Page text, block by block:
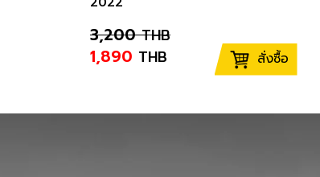
3,200 THB
1,890 THB สั่งซื้อ